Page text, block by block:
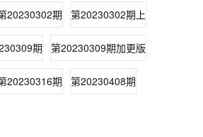
20230302期 第20230302期上
期 第20230309期加更版
20230316期 第20230408期